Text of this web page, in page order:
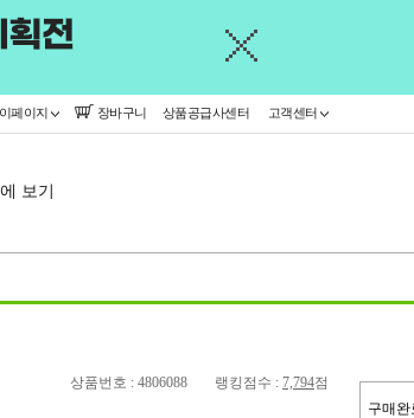
페이지 장바구니 상품공급사센터 고객센터
보기
구매완
상품번호 : 4806088 랭킹점수 : 7,794점